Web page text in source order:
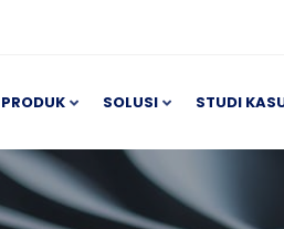
PRODUK SOLUSI STUDI